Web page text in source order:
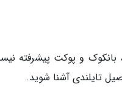
بانکوک و پوکت پیشرفته
تایلندی آشنا شوید.